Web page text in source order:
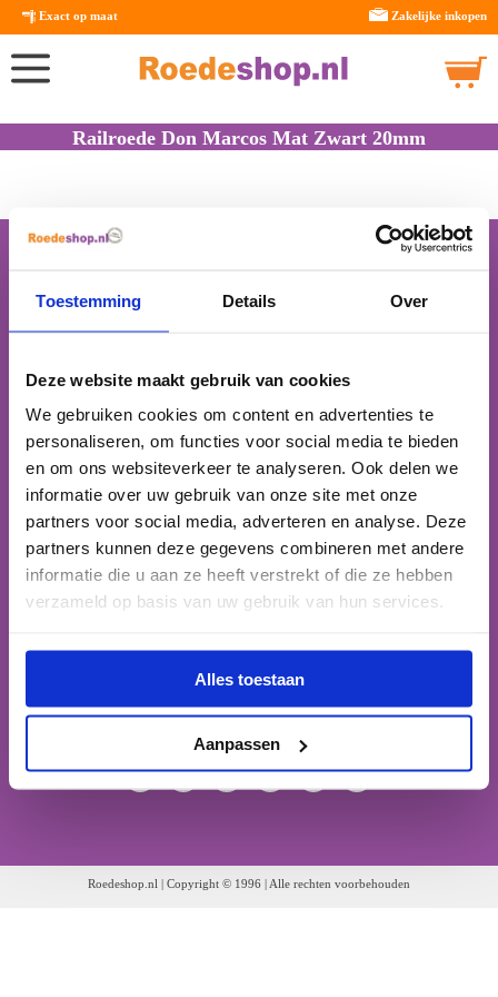
Toestemming Details Over
Deze website maakt gebruik van cookies
We gebruiken cookies om content en advertenties te
personaliseren, om functies voor social media te bieden
en om ons websiteverkeer te analyseren. Ook delen we
informatie over uw gebruik van onze site met onze
partners voor social media, adverteren en analyse. Deze
partners kunnen deze gegevens combineren met andere
informatie die u aan ze heeft verstrekt of die ze hebben
verzameld op basis van uw gebruik van hun services.
Alles toestaan
Aanpassen
Exact op maat Zakelijke inkopen
Railroede Don Marcos Mat Zwart 20mm
Levertijden
Verzenden & Bezorging
Retourneren & Service
Betaalmogelijkheden
Privacy statement
Algemene voorwaarden
Direct Advies
Roedeshop B.V.
Boerdijk 11A
7844 TB Nieuw - Amsterdam
Nederland
Email:info@roedeshop.nl
Telefonisch bereikbaar:
Van Maandag t/m Vrijdag:
Van 9:00 uur tot 17:00 uur
Over Roedeshop
Ons assortiment
Nieuws
Werken bij Roedeshop
Gordijnrails
Elektrische gordijnrails
Houten Jaloezieën
Volg ons op social media!
Roedeshop.nl | Copyright © 1996 | Alle rechten voorbehouden